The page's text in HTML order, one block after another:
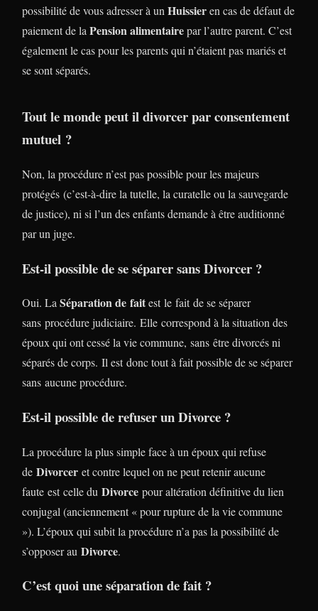
possibilité de vous adresser à un Huissieren cas de défaut de
paiement de la Pension alimentairepar l’autre parent. C’est
également le cas pour les parents qui n’étaient pas mariés et
se sont séparés.
Tout le monde peut il divorcer par consentement
mutuel ?
Non, la procédure n’est pas possible pour les majeurs
protégés (c’est-à-dire la tutelle, la curatelle ou la sauvegarde
de justice), ni si l’un des enfants demande à être auditionné
par un juge.
Est-il possible de se séparer sans Divorcer ?
Oui. LaSéparation de faitest le fait de se séparer
sans procédure judiciaire. Elle correspond à la situation des
époux qui ont cessé la vie commune, sans être divorcés ni
séparés de corps. Il est donc tout à fait possible de se séparer
sans aucune procédure.
Est-il possible de refuser un Divorce ?
La procédure la plus simple face à un époux qui refuse
de Divorcer et contre lequel on ne peut retenir aucune
faute est celle du Divorce pour altération définitive du lien
conjugal (anciennement « pour rupture de la vie commune
»). L’époux qui subit la procédure n’a pas la possibilité de
s’opposer au Divorce.
C’est quoi une séparation de fait ?